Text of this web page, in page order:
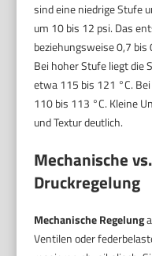
sind eine niedrige Stufe
um 10 bis 12 psi. Das
beziehungsweise 0,7
Bei hoher Stufe liegt die
etwa 115 bis 121 °C.
110 bis 113 °C. Kleine
und Textur deutlich.
Mechanische
Druckregelung
Mechanische Regelung
Ventilen oder